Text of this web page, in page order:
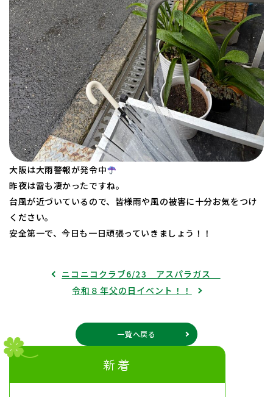
大阪は大雨警報が発令中
昨夜は雷も凄かったですね。
台風が近づいているので、皆様雨や風の被害に十分お気をつけ
ください。
安全第一で、今日も一日頑張っていきましょう！！
ニコニコクラブ6/23 アスパラガス
令和８年父の日イベント！！
一覧へ戻る
新着